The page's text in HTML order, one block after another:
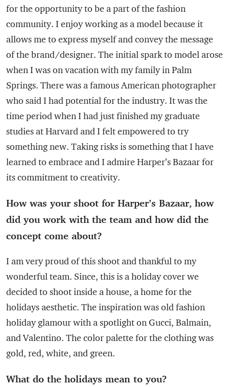
for the opportunity to be a part of the fashion
community. I enjoy working as a model because it
allows me to express myself and convey the message
of the brand/designer. The initial spark to model arose
when I was on vacation with my family in Palm
Springs. There was a famous American photographer
who said I had potential for the industry. It was the
time period when I had just finished my graduate
studies at Harvard and I felt empowered to try
something new. Taking risks is something that I have
learned to embrace and I admire Harper’s Bazaar for
its commitment to creativity.
How was your shoot for Harper’s Bazaar, how
did you work with the team and how did the
concept come about?
I am very proud of this shoot and thankful to my
wonderful team. Since, this is a holiday cover we
decided to shoot inside a house, a home for the
holidays aesthetic. The inspiration was old fashion
holiday glamour with a spotlight on Gucci, Balmain,
and Valentino. The color palette for the clothing was
gold, red, white, and green.
What do the holidays mean to you?